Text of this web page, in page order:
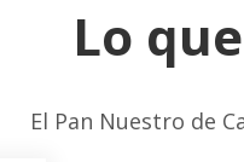
Lo
El Pan Nuestro de